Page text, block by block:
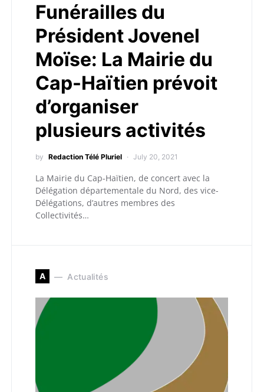
Funérailles du
Président Jovenel
Moïse: La Mairie du
Cap-Haïtien prévoit
d’organiser
plusieurs activités
by Redaction Télé Pluriel July 20, 2021
La Mairie du Cap-Haïtien, de concert avec la
Délégation départementale du Nord, des vice-
Délégations, d’autres membres des
Collectivités…
A Actualités